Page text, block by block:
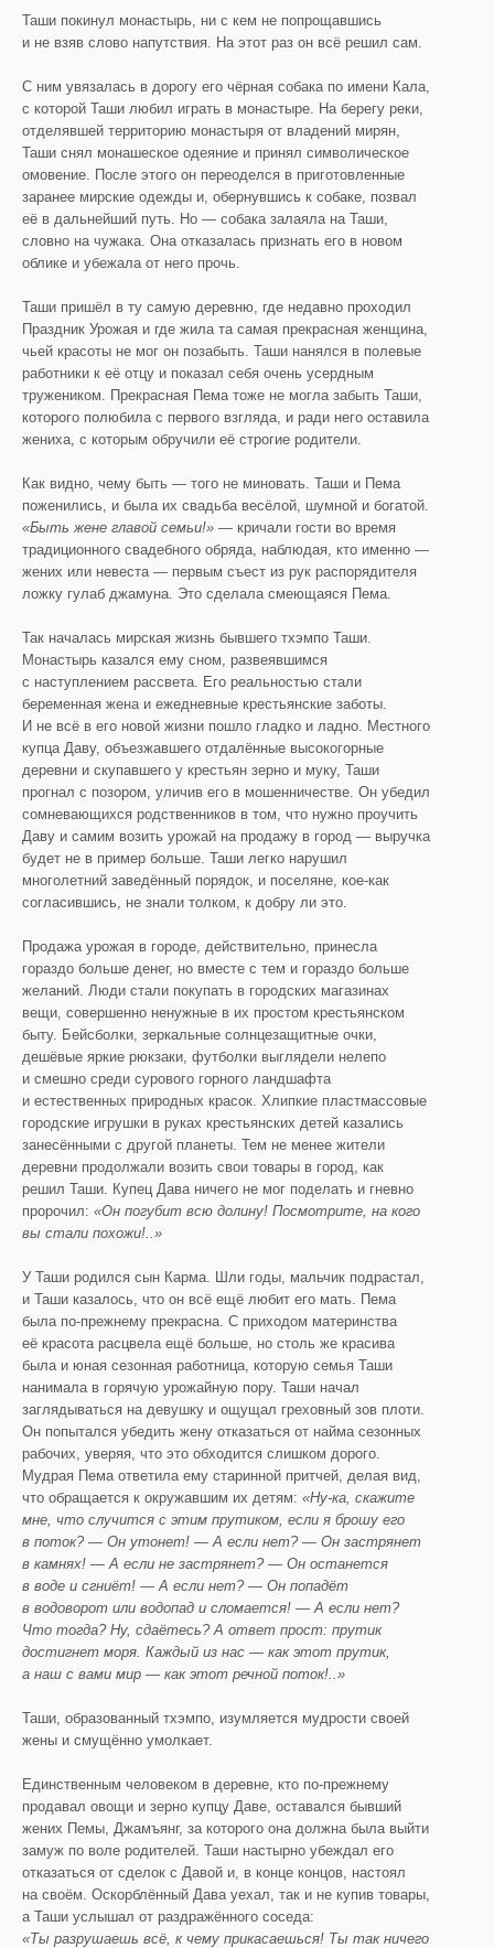
Таши покинул монастырь, ни с кем не попрощавшись
и не взяв слово напутствия. На этот раз он всё решил сам.
С ним увязалась в дорогу его чёрная собака по имени Кала,
с которой Таши любил играть в монастыре. На берегу реки,
отделявшей территорию монастыря от владений мирян,
Таши снял монашеское одеяние и принял символическое
омовение. После этого он переоделся в приготовленные
заранее мирские одежды и, обернувшись к собаке, позвал
её в дальнейший путь. Но — собака залаяла на Таши,
словно на чужака. Она отказалась признать его в новом
облике и убежала от него прочь.
Таши пришёл в ту самую деревню, где недавно проходил
Праздник Урожая и где жила та самая прекрасная женщина,
чьей красоты не мог он позабыть. Таши нанялся в полевые
работники к её отцу и показал себя очень усердным
тружеником. Прекрасная Пема тоже не могла забыть Таши,
которого полюбила с первого взгляда, и ради него оставила
жениха, с которым обручили её строгие родители.
Как видно, чему быть — того не миновать. Таши и Пема
поженились, и была их свадьба весёлой, шумной и богатой.
«Быть жене главой семьи!» — кричали гости во время
традиционного свадебного обряда, наблюдая, кто именно —
жених или невеста — первым съест из рук распорядителя
ложку гулаб джамуна. Это сделала смеющаяся Пема.
Так началась мирская жизнь бывшего тхэмпо Таши.
Монастырь казался ему сном, развеявшимся
с наступлением рассвета. Его реальностью стали
беременная жена и ежедневные крестьянские заботы.
И не всё в его новой жизни пошло гладко и ладно. Местного
купца Даву, объезжавшего отдалённые высокогорные
деревни и скупавшего у крестьян зерно и муку, Таши
прогнал с позором, уличив его в мошенничестве. Он убедил
сомневающихся родственников в том, что нужно проучить
Даву и самим возить урожай на продажу в город — выручка
будет не в пример больше. Таши легко нарушил
многолетний заведённый порядок, и поселяне, кое-как
согласившись, не знали толком, к добру ли это.
Продажа урожая в городе, действительно, принесла
гораздо больше денег, но вместе с тем и гораздо больше
желаний. Люди стали покупать в городских магазинах
вещи, совершенно ненужные в их простом крестьянском
быту. Бейсболки, зеркальные солнцезащитные очки,
дешёвые яркие рюкзаки, футболки выглядели нелепо
и смешно среди сурового горного ландшафта
и естественных природных красок. Хлипкие пластмассовые
городские игрушки в руках крестьянских детей казались
занесёнными с другой планеты. Тем не менее жители
деревни продолжали возить свои товары в город, как
решил Таши. Купец Дава ничего не мог поделать и гневно
пророчил: «Он погубит всю долину! Посмотрите, на кого
вы стали похожи!..»
У Таши родился сын Карма. Шли годы, мальчик подрастал,
и Таши казалось, что он всё ещё любит его мать. Пема
была по-прежнему прекрасна. С приходом материнства
её красота расцвела ещё больше, но столь же красива
была и юная сезонная работница, которую семья Таши
нанимала в горячую урожайную пору. Таши начал
заглядываться на девушку и ощущал греховный зов плоти.
Он попытался убедить жену отказаться от найма сезонных
рабочих, уверяя, что это обходится слишком дорого.
Мудрая Пема ответила ему старинной притчей, делая вид,
что обращается к окружавшим их детям: «Ну-ка, скажите
мне, что случится с этим прутиком, если я брошу его
в поток? — Он утонет! — А если нет? — Он застрянет
в камнях! — А если не застрянет? — Он останется
в воде и сгниёт! — А если нет? — Он попадёт
в водоворот или водопад и сломается! — А если нет?
Что тогда? Ну, сдаётесь? А ответ прост: прутик
достигнет моря. Каждый из нас — как этот прутик,
а наш с вами мир — как этот речной поток!..»
Таши, образованный тхэмпо, изумляется мудрости своей
жены и смущённо умолкает.
Единственным человеком в деревне, кто по-прежнему
продавал овощи и зерно купцу Даве, оставался бывший
жених Пемы, Джамъянг, за которого она должна была выйти
замуж по воле родителей. Таши настырно убеждал его
отказаться от сделок с Давой и, в конце концов, настоял
на своём. Оскорблённый Дава уехал, так и не купив товары,
а Таши услышал от раздражённого соседа:
«Ты разрушаешь всё, к чему прикасаешься! Ты так ничего